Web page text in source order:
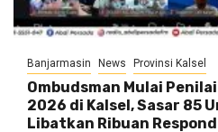
Banjarmasin News Provinsi Kalsel
Ombudsman Mulai
2026 di Kalsel, Sasar 85
Libatkan Ribuan